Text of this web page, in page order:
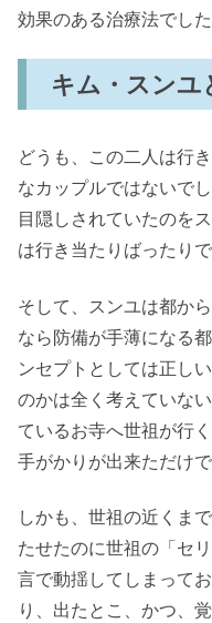
効果のある治療法でした
キム・スンユ
どうも、この二人は行
なカップルではないで
目隠しされていたのを
は行き当たりばったり
そして、スンユは都か
なら防備が手薄になる
ンセプトとしては正し
のかは全く考えていな
ているお寺へ世祖が行
手がかりが出来ただけ
しかも、世祖の近くま
たせたのに世祖の「セ
言で動揺してしまって
り、出たとこ、かつ、